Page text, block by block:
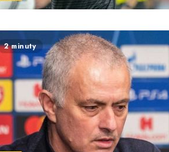
2 minuty